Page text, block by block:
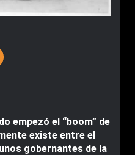
empezó el “boom” de
existe entre el
gobernantes de la